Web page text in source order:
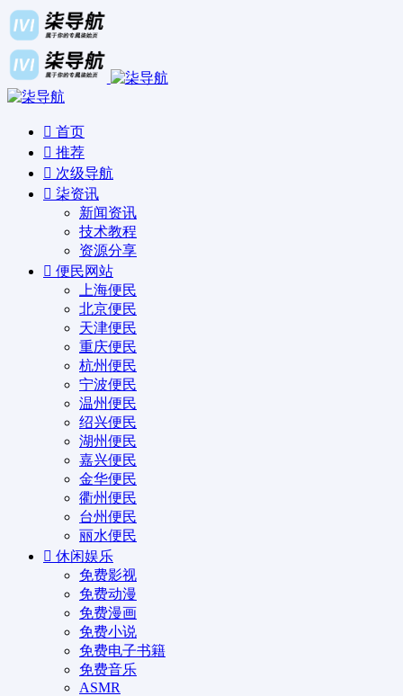
首页
推荐
次级导航
柒资讯
新闻资讯
技术教程
资源分享
便民网站
上海便民
北京便民
天津便民
重庆便民
杭州便民
宁波便民
温州便民
绍兴便民
湖州便民
嘉兴便民
金华便民
衢州便民
台州便民
丽水便民
休闲娱乐
免费影视
免费动漫
免费漫画
免费小说
免费电子书籍
免费音乐
ASMR